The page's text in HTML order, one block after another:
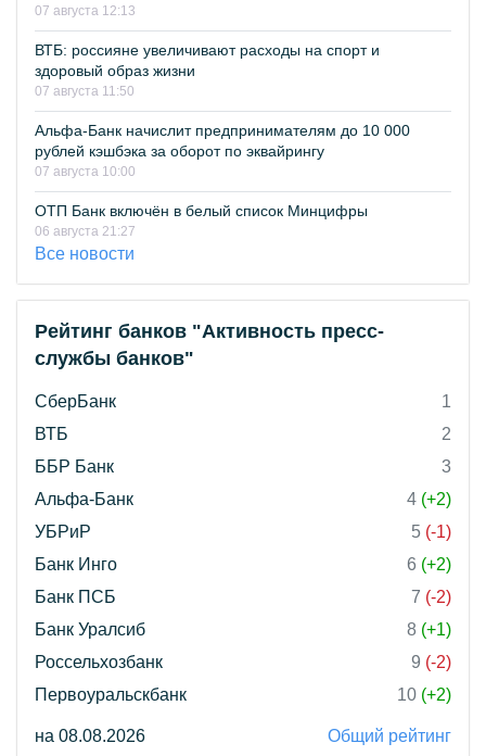
07 августа 12:13
ВТБ: россияне увеличивают расходы на спорт и
здоровый образ жизни
07 августа 11:50
Альфа-Банк начислит предпринимателям до 10 000
рублей кэшбэка за оборот по эквайрингу
07 августа 10:00
ОТП Банк включён в белый список Минцифры
06 августа 21:27
Все новости
Рейтинг банков "Активность пресс-
службы банков"
СберБанк
1
ВТБ
2
ББР Банк
3
Альфа-Банк
4 (+2)
УБРиР
5 (-1)
Банк Инго
6 (+2)
Банк ПСБ
7 (-2)
Банк Уралсиб
8 (+1)
Россельхозбанк
9 (-2)
Первоуральскбанк
10 (+2)
на 08.08.2026 Общий рейтинг